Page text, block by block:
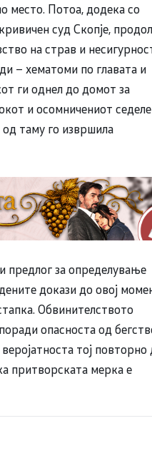
место. Потоа, додека со
суд Скопје,
на страв и
– хематоми по главата и
ги однел до домот за
и осомничениот седеле
од таму го извршила
предлог за определување
докази до овој
Обвинителството
опасноста од
тој повторно
притворската мерка е